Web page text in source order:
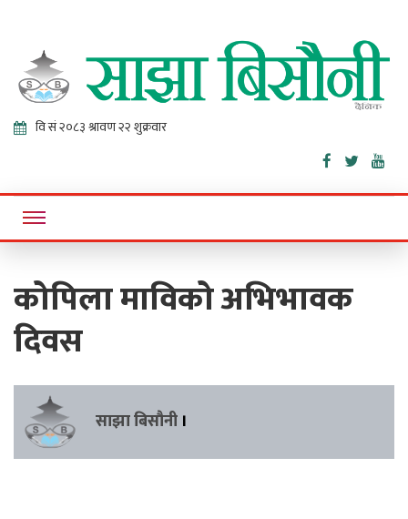
Sajha
Bisaunee
Online News Portal
कोपिला माविको अभिभावक
दिवस
साझा बिसौनी ।